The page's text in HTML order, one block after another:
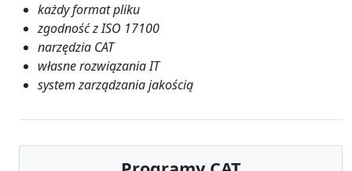
każdy format pliku
zgodność z ISO 17100
narzędzia CAT
własne rozwiązania IT
system zarządzania jakością